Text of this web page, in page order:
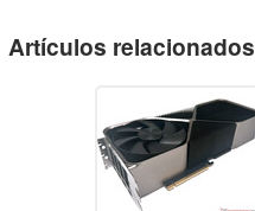
Artículos relacionados